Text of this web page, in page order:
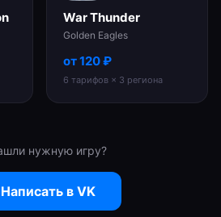
War Thunder
Golden Eagles
от120₽
6 тарифов × 3 региона
нужную игру?
Написать в VK